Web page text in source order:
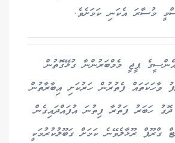
މުސާރަ އެކަނި ކަމަށެވެ.
ޕީޖީ މެމްބަރުންނާ ގުޅޭގޮތުން
ވާހަކަތައް ފެތުރުން ހަރުކަށި އިބާރާތުން
ދޮގު ހަބަރު ފަތުރާ ފިތުނަ އުފައްދައިގެން
ގްރޫޕް ރޫޅާލެވޭނެ ކަމަށް ގަބޫލުކުރުމަކީ